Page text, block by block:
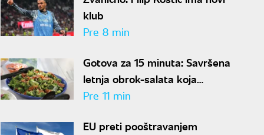
klub
Pre 8 min
Gotova za 15 minuta: Savršena
letnja obrok-salata koja
osvežava, dugo drži sitost i ima
Pre 11 min
EU preti pooštravanjem